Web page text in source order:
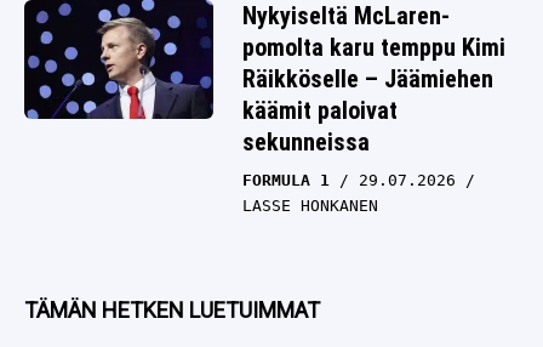
Nykyiseltä McLaren-
pomolta karu temppu Kimi
Räikköselle – Jäämiehen
käämit paloivat
sekunneissa
FORMULA 1
29.07.2026
LASSE HONKANEN
TÄMÄN HETKEN LUETUIMMAT